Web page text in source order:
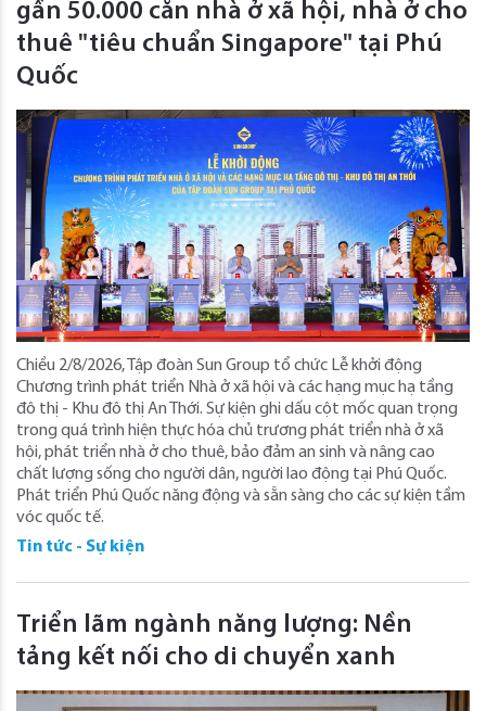
gần 50.000 căn nhà ở xã hội, nhà ở cho
thuê "tiêu chuẩn Singapore" tại Phú
Quốc
Chiều 2/8/2026, Tập đoàn Sun Group tổ chức Lễ khởi động
Chương trình phát triển Nhà ở xã hội và các hạng mục hạ tầng
đô thị - Khu đô thị An Thới. Sự kiện ghi dấu cột mốc quan trọng
trong quá trình hiện thực hóa chủ trương phát triển nhà ở xã
hội, phát triển nhà ở cho thuê, bảo đảm an sinh và nâng cao
chất lượng sống cho người dân, người lao động tại Phú Quốc.
Phát triển Phú Quốc năng động và sẵn sàng cho các sự kiện tầm
vóc quốc tế.
Tin tức - Sự kiện
Triển lãm ngành năng lượng: Nền
tảng kết nối cho di chuyển xanh